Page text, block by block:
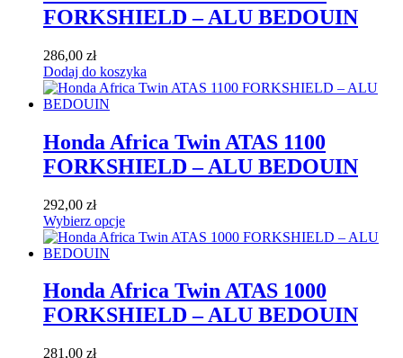
FORKSHIELD – ALU BEDOUIN
286,00 zł
Dodaj do koszyka
Honda Africa Twin ATAS 1100
FORKSHIELD – ALU BEDOUIN
292,00 zł
Wybierz opcje
Honda Africa Twin ATAS 1000
FORKSHIELD – ALU BEDOUIN
281,00 zł